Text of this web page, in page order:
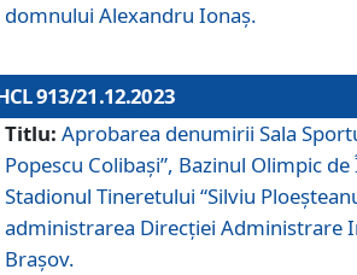
domnului Alexandru Ionaș.
913/21.12.2023
Titlu: Aprobarea denumirii Sala
Popescu Colibași”, Bazinul Olimpic
Stadionul Tineretului “Silviu
administrarea Direcției Administrare
Brașov.